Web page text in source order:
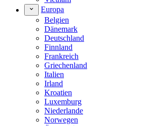
Europa
Belgien
Dänemark
Deutschland
Finnland
Frankreich
Griechenland
Italien
Irland
Kroatien
Luxemburg
Niederlande
Norwegen